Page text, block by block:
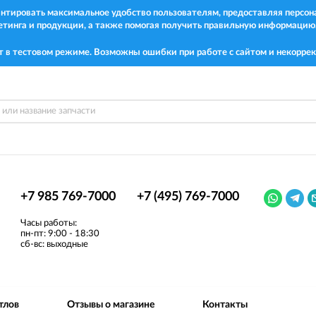
максимальное удобство пользователям, предоставляя
и продукции, а также помогая получить правильную
в тестовом режиме. Возможны ошибки при работе с сайтом и
+7 985 769-7000 +7 (495) 769-7000
Часы работы:
пн-пт: 9:00 - 18:30
сб-вс: выходные
Отзывы о магазине Контакты